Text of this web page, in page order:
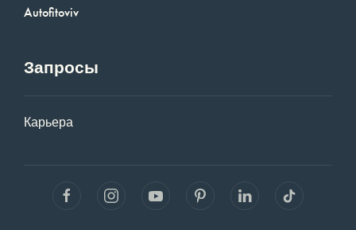
Autofitoviv
Запросы
Карьера